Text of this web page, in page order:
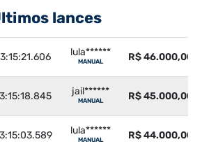
lances
lula******
MANUAL R$ 46.000,00
jail******
MANUAL R$ 45.000,00
lula******
MANUAL R$ 44.000,00